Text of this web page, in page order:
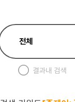
결과내 검색